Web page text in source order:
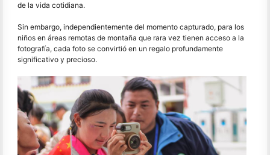
de la vida cotidiana.
Sin embargo, independientemente del momento capturado, para los
niños en áreas remotas de montaña que rara vez tienen acceso a la
fotografía, cada foto se convirtió en un regalo profundamente
significativo y precioso.